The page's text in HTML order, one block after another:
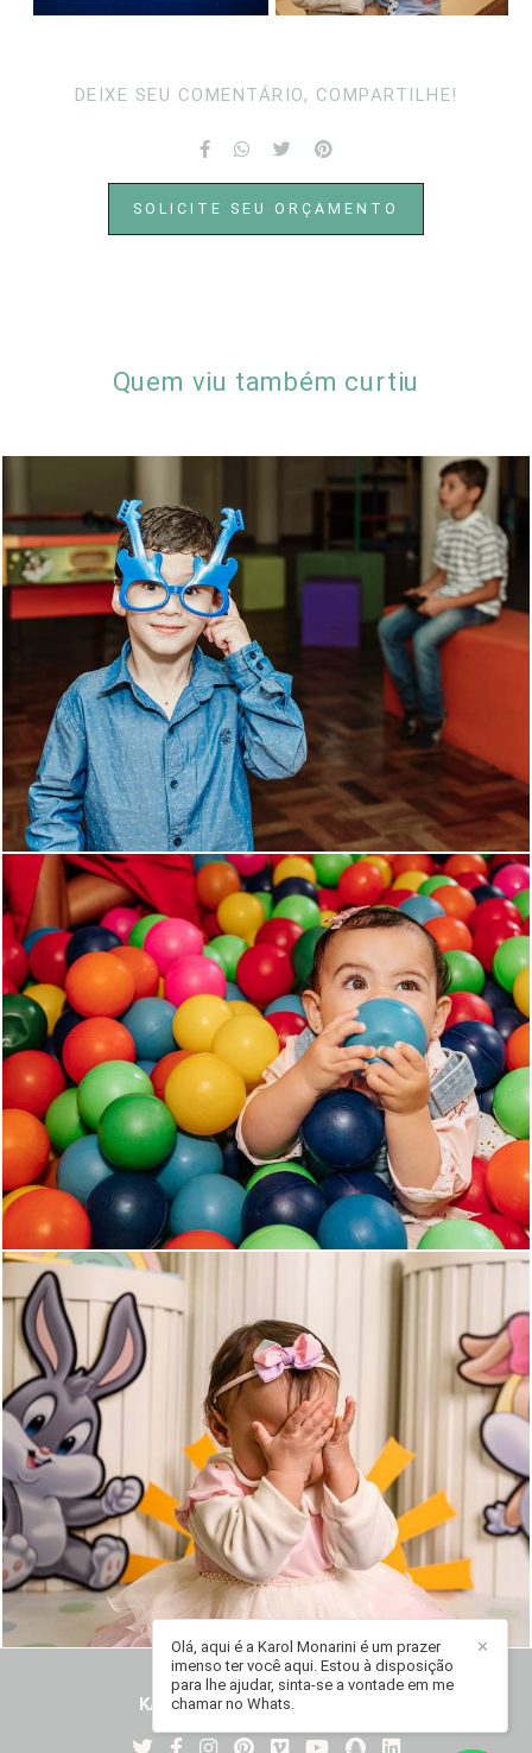
DEIXE SEU COMENTÁRIO, COMPARTILHE!
SOLICITE SEU ORÇAMENTO
Quem viu também curtiu
900 1
1151 0
137 0
KAROL MONARINI/
✕
Olá, aqui é a Karol Monarini é um prazer
imenso ter você aqui. Estou à disposição
para lhe ajudar, sinta-se a vontade em me
chamar no Whats.